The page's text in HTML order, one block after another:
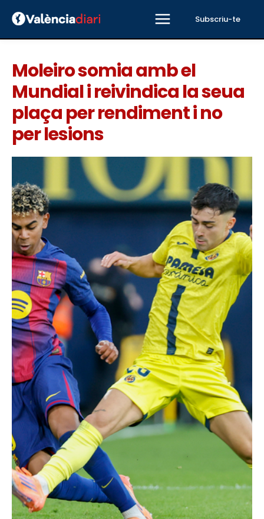
Subscriu-te
Moleiro somia amb el
Mundial i reivindica la seua
plaça per rendiment i no
per lesions